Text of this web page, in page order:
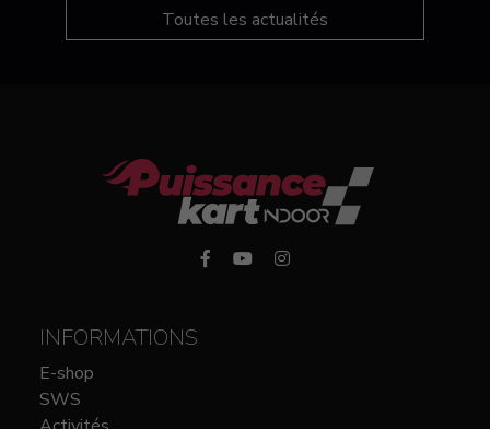
Toutes les actualités
INFORMATIONS
E-shop
SWS